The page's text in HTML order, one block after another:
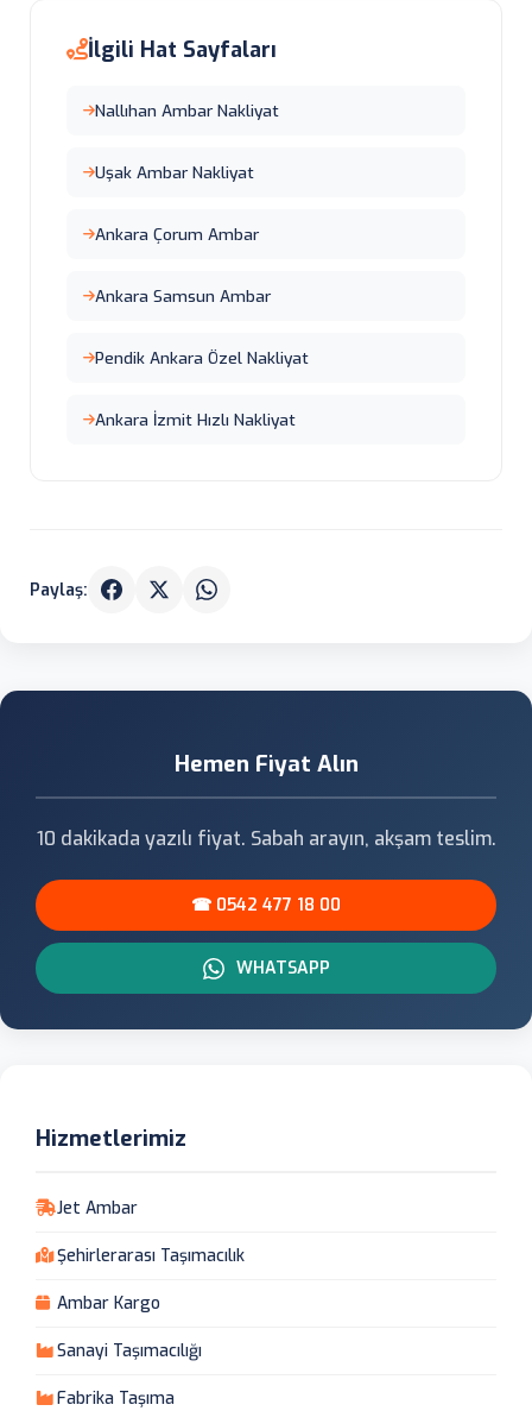
İlgili Hat Sayfaları
Nallıhan Ambar Nakliyat
Uşak Ambar Nakliyat
Ankara Çorum Ambar
Ankara Samsun Ambar
Pendik Ankara Özel Nakliyat
Ankara İzmit Hızlı Nakliyat
Paylaş:
Hemen Fiyat Alın
10 dakikada yazılı fiyat. Sabah arayın, akşam teslim.
☎ 0542 477 18 00
WHATSAPP
Hizmetlerimiz
Jet Ambar
Şehirlerarası Taşımacılık
Ambar Kargo
Sanayi Taşımacılığı
Fabrika Taşıma